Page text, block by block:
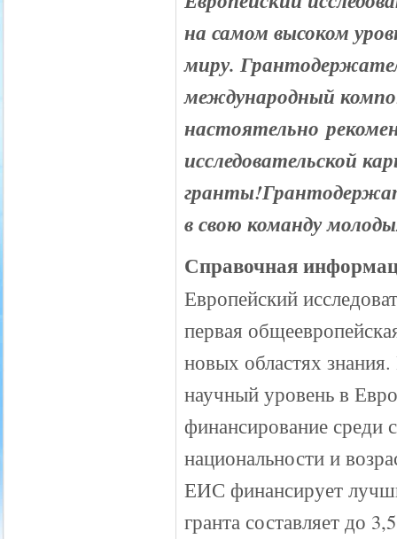
на самом высоком
миру.
международный
настоятельно
исследовательской
в свою команду
Справочная
Европейский
первая
новых областях
научный уровень в
финансирование среди
национальности и
ЕИС финансирует
гранта составляет до